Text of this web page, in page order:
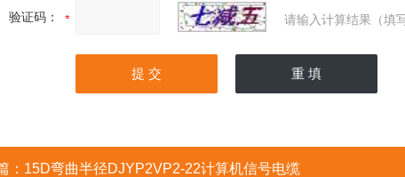
验证码： 请输入计算结果（填
： 15D弯曲半径DJYP2VP2-22计算机信号电缆